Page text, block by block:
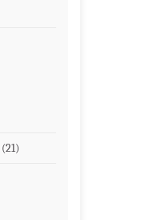
(21)